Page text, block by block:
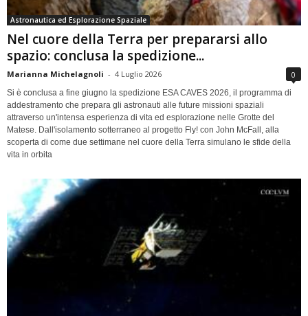
Astronautica ed Esplorazione Spaziale
Nel cuore della Terra per prepararsi allo
spazio: conclusa la spedizione...
Marianna Michelagnoli - 4 Luglio 2026 0
Si è conclusa a fine giugno la spedizione ESA CAVES 2026, il programma di
addestramento che prepara gli astronauti alle future missioni spaziali
attraverso un'intensa esperienza di vita ed esplorazione nelle Grotte del
Matese. Dall'isolamento sotterraneo al progetto Fly! con John McFall, alla
scoperta di come due settimane nel cuore della Terra simulano le sfide della
vita in orbita